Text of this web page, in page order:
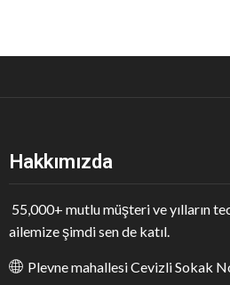
Hakkımızda
55,000+ mutlu müşteri ve yılların
ailemize şimdi sen de katıl.
Plevne mahallesi Cevizli Sokak